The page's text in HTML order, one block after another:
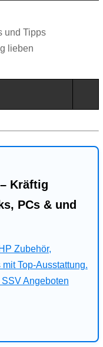
und Tipps
lieben
Kräftig
PCs & und
Zubehör,
Top-Ausstattung.
Angeboten